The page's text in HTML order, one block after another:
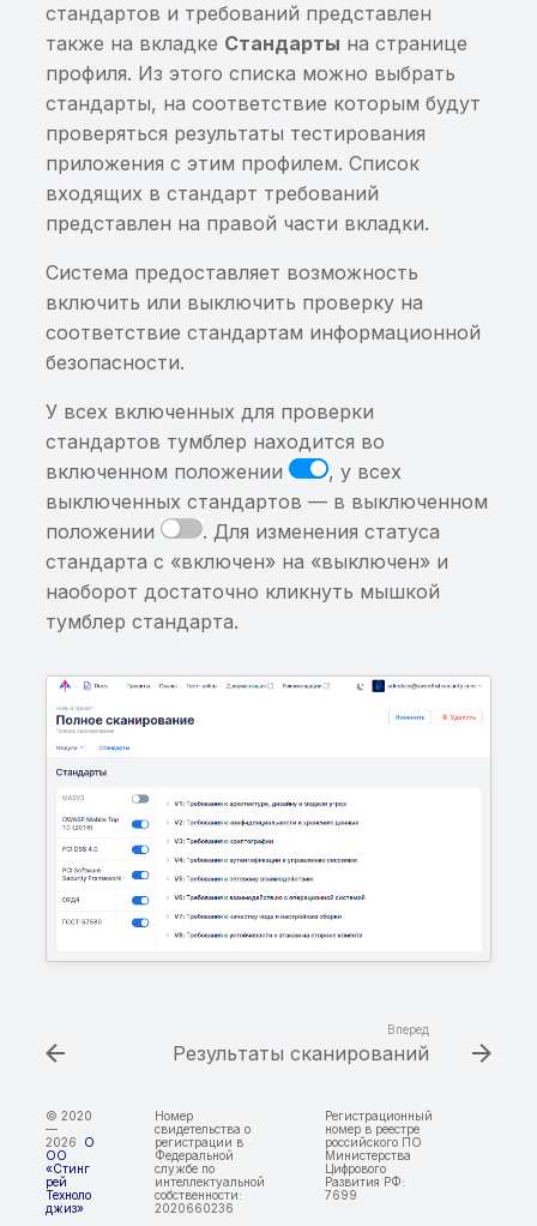
Приложение
осуществляет сетевое
взаимодействие по
Приложение
разрешения
Построен граф для
вызовов
трассах вызовов
Нет изменений в
вызовов
Приложение
уязвимую compose-
Обнаружены
расхождения между
сравниваемыми
Обнаружены
доступные извне
Обнаружены
«внутренние домены»,
Сравниваемые версии
SCA. Список
компонентов
стандартов и требований представлен
также на вкладке Стандарты на странице
профиля. Из этого списка можно выбрать
стандарты, на соответствие которым будут
проверяться результаты тестирования
приложения с этим профилем. Список
входящих в стандарт требований
представлен на правой части вкладки.
Система предоставляет возможность
включить или выключить проверку на
соответствие стандартам информационной
безопасности.
У всех включенных для проверки
стандартов тумблер находится во
включенном положении
, у всех
выключенных стандартов — в выключенном
положении
. Для изменения статуса
стандарта с «включен» на «выключен» и
наоборот достаточно кликнуть мышкой
тумблер стандарта.
Вперед
Результаты сканирований
© 2020
—
2026 О
ОО
«Стинг
рей
Техноло
джиз»
Номер
свидетельства о
регистрации в
Федеральной
службе по
интеллектуальной
собственности:
2020660236
Регистрационный
номер в реестре
российского ПО
Министерства
Цифрового
Развития РФ:
7699